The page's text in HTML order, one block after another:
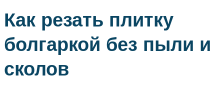
Как резать плитку
болгаркой без пыли и
сколов